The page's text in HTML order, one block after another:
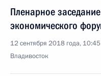
Пленарное
экономического
12 сентября 2018 года, 10:45
Владивосток